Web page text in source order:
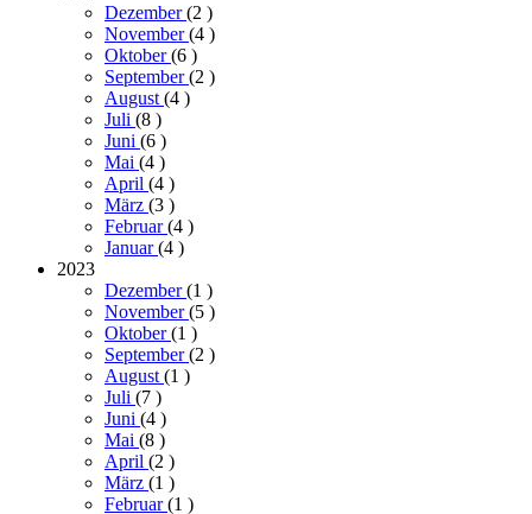
Dezember(2 )
November(4 )
Oktober(6 )
September(2 )
August (4 )
Juli (8 )
Juni (6 )
Mai (4 )
April (4 )
März (3 )
Februar(4 )
Januar(4 )
2023
Dezember(1 )
November(5 )
Oktober(1 )
September(2 )
August (1 )
Juli (7 )
Juni (4 )
Mai (8 )
April (2 )
März (1 )
Februar(1 )